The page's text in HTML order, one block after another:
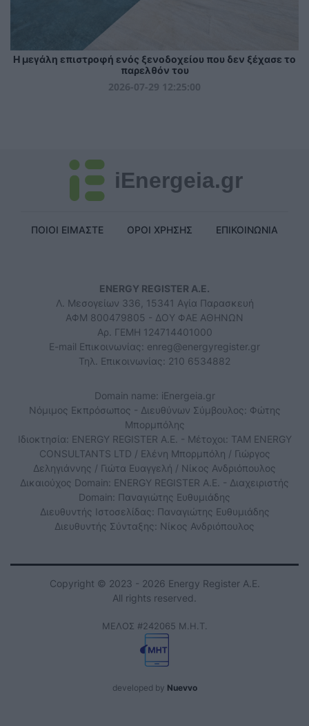
Η μεγάλη επιστροφή ενός ξενοδοχείου που δεν ξέχασε το
παρελθόν του
2026-07-29 12:25:00
iEnergeia.gr
ΠΟΙΟΙ ΕΙΜΑΣΤΕ ΟΡΟΙ ΧΡΗΣΗΣ ΕΠΙΚΟΙΝΩΝΙΑ
ENERGY REGISTER Α.Ε.
Λ. Μεσογείων 336, 15341 Αγία Παρασκευή
ΑΦΜ 800479805 - ΔΟΥ ΦΑΕ ΑΘΗΝΩΝ
Αρ. ΓΕΜΗ 124714401000
E-mail Επικοινωνίας: enreg@energyregister.gr
Τηλ. Επικοινωνίας: 210 6534882
Domain name: iEnergeia.gr
Νόμιμος Εκπρόσωπος - Διευθύνων Σύμβουλος: Φώτης
Μπορμπόλης
Ιδιοκτησία: ENERGY REGISTER Α.Ε. - Μέτοχοι: TAM ENERGY
CONSULTANTS LTD / Ελένη Μπορμπόλη / Γιώργος
Δεληγιάννης / Γιώτα Ευαγγελή / Νίκος Ανδριόπουλος
Δικαιούχος Domain: ENERGY REGISTER Α.Ε. - Διαχειριστής
Domain: Παναγιώτης Ευθυμιάδης
Διευθυντής Ιστοσελίδας: Παναγιώτης Ευθυμιάδης
Διευθυντής Σύνταξης: Νίκος Ανδριόπουλος
Copyright © 2023 - 2026 Energy Register Α.Ε.
All rights reserved.
ΜΕΛΟΣ #242065 Μ.Η.Τ.
developed by Nuevvo